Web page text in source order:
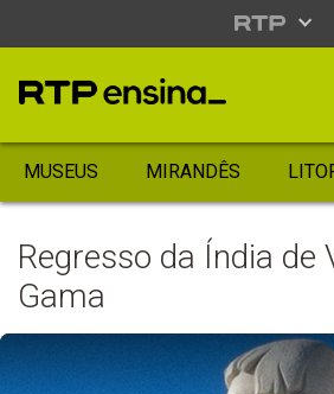
MUSEUS MIRANDÊS
Regresso da Índia de
Gama